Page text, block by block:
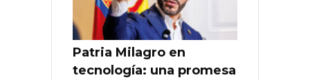
Patria Milagro en
tecnología: una promesa